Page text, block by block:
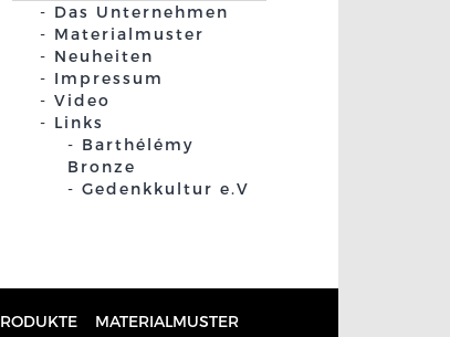
Das Unternehmen
Materialmuster
Neuheiten
Impressum
Video
Links
Barthélémy
Bronze
Gedenkkultur e.V
MATERIALMUSTER